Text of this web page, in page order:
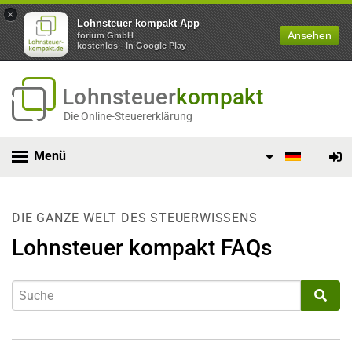
×
Lohnsteuer kompakt App
forium GmbH
kostenlos - In Google Play
Ansehen
Lohnsteuerkompakt
Die Online-Steuererklärung
Menü
DIE GANZE WELT DES STEUERWISSENS
Lohnsteuer kompakt FAQs